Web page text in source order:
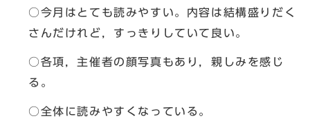
○今月はとても読みやすい。内容は結構盛りだく
さんだけれど，すっきりしていて良い。
○各項，主催者の顔写真もあり，親しみを感じ
る。
○全体に読みやすくなっている。